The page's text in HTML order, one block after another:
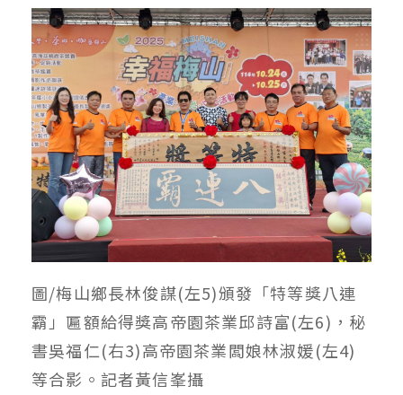
圖/梅山鄉長林俊謀(左5)頒發「特等獎八連
霸」匾額給得獎高帝園茶業邱詩富(左6)，秘
書吳福仁(右3)高帝園茶業闆娘林淑媛(左4)
等合影。記者黃信峯攝